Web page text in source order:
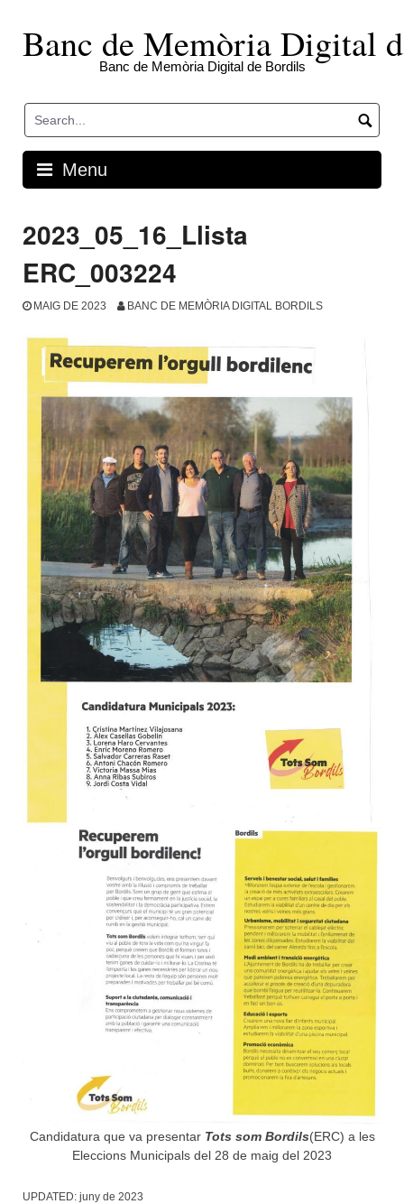
contentBanc de Memòria Digital
Banc de Memòria Digital de Bordils
Menu
2023_05_16_Llista
ERC_003224
MAIG DE 2023 BANC DE MEMÒRIA DIGITAL BORDILS
Candidatura que va presentar Tots som Bordils(ERC) a les
Eleccions Municipals del 28 de maig del 2023
UPDATED: juny de 2023